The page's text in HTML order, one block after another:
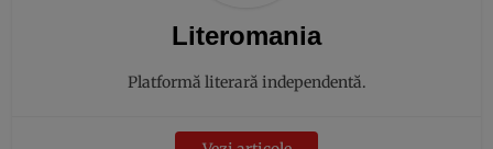
Literomania
Platformă literară independentă.